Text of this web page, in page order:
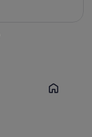
Aranjuez